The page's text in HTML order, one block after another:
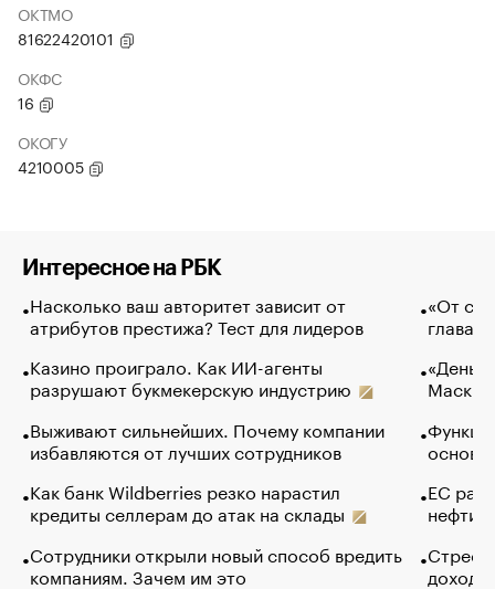
ОКТМО
81622420101
ОКФС
16
ОКОГУ
4210005
Интересное на РБК
Насколько ваш авторитет зависит от
атрибутов престижа? Тест для лидеров
Казино проиграло. Как ИИ-агенты
разрушают букмекерскую индустрию
Выживают сильнейших. Почему компании
избавляются от лучших сотрудников
Как банк Wildberries резко нарастил
кредиты селлерам до атак на склады
Сотрудники открыли новый способ вредить
компаниям. Зачем им это
«От
глава
Маск в
основ
ЕС
нефти